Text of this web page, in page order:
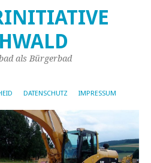
als Bürgerbad
DATENSCHUTZ IMPRESSUM